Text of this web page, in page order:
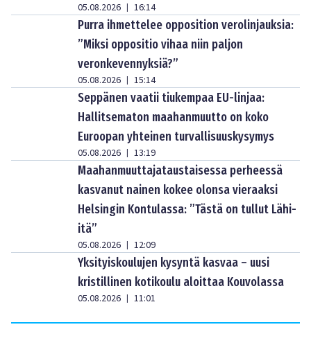
05.08.2026 | 16:14
Purra ihmettelee opposition verolinjauksia:
”Miksi oppositio vihaa niin paljon
veronkevennyksiä?”
05.08.2026 | 15:14
Seppänen vaatii tiukempaa EU-linjaa:
Hallitsematon maahanmuutto on koko
Euroopan yhteinen turvallisuuskysymys
05.08.2026 | 13:19
Maahanmuuttajataustaisessa perheessä
kasvanut nainen kokee olonsa vieraaksi
Helsingin Kontulassa: ”Tästä on tullut Lähi-
itä”
05.08.2026 | 12:09
Yksityiskoulujen kysyntä kasvaa – uusi
kristillinen kotikoulu aloittaa Kouvolassa
05.08.2026 | 11:01